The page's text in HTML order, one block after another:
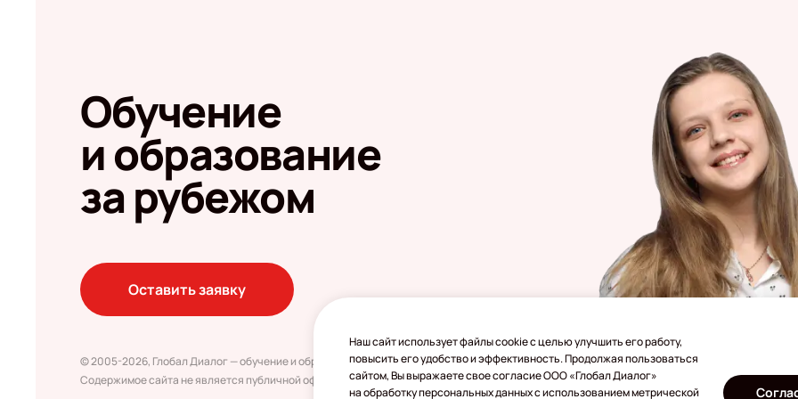
Обучение
и образование
за рубежом
Оставить заявку
© 2005-2026, Глобал Диалог — обучение и образование за рубежом
Содержимое сайта не является публичной офертой
Наш сайт использует файлы cookie с целью улучшить его работу,
повысить его удобство и эффективность. Продолжая пользоваться
сайтом, Вы выражаете свое согласие ООО «Глобал Диалог»
на обработку персональных данных с использованием метрической